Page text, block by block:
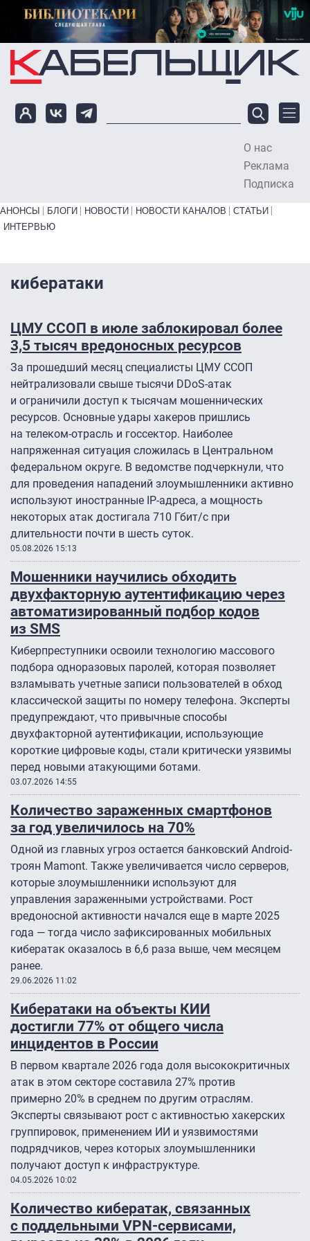
Перейти к основному содержанию
О нас
Реклама
Подписка
Primary links bottom
АНОНСЫ БЛОГИ НОВОСТИ НОВОСТИ КАНАЛОВ
СТАТЬИ
ИНТЕРВЬЮ
кибератаки
ЦМУ ССОП в июле заблокировал более
3,5 тысяч вредоносных ресурсов
За прошедший месяц специалисты ЦМУ ССОП
нейтрализовали свыше тысячи DDoS-атак
и ограничили доступ к тысячам мошеннических
ресурсов. Основные удары хакеров пришлись
на телеком-отрасль и госсектор. Наиболее
напряженная ситуация сложилась в Центральном
федеральном округе. В ведомстве подчеркнули, что
для проведения нападений злоумышленники активно
используют иностранные IP-адреса, а мощность
некоторых атак достигала 710 Гбит/с при
длительности почти в шесть суток.
05.08.2026 15:13
Мошенники научились обходить
двухфакторную аутентификацию через
автоматизированный подбор кодов
из SMS
Киберпреступники освоили технологию массового
подбора одноразовых паролей, которая позволяет
взламывать учетные записи пользователей в обход
классической защиты по номеру телефона. Эксперты
предупреждают, что привычные способы
двухфакторной аутентификации, использующие
короткие цифровые коды, стали критически уязвимы
перед новыми атакующими ботами.
03.07.2026 14:55
Количество зараженных смартфонов
за год увеличилось на 70%
Одной из главных угроз остается банковский Android-
троян Mamont. Также увеличивается число серверов,
которые злоумышленники используют для
управления зараженными устройствами. Рост
вредоносной активности начался еще в марте 2025
года — тогда число зафиксированных мобильных
кибератак оказалось в 6,6 раза выше, чем месяцем
ранее.
29.06.2026 11:02
Кибератаки на объекты КИИ
достигли 77% от общего числа
инцидентов в России
В первом квартале 2026 года доля высококритичных
атак в этом секторе составила 27% против
примерно 20% в среднем по другим отраслям.
Эксперты связывают рост с активностью хакерских
группировок, применением ИИ и уязвимостями
подрядчиков, через которых злоумышленники
получают доступ к инфраструктуре.
04.05.2026 10:02
Количество кибератак, связанных
с поддельными VPN-сервисами,